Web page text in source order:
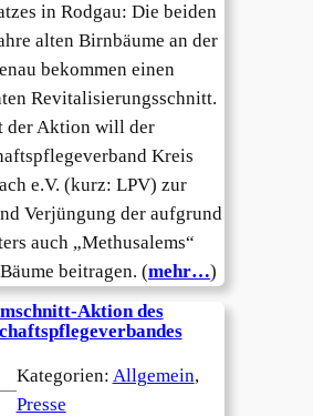
in Rodgau: Die beiden
alten Birnbäume an der
bekommen einen
Revitalisierungsschnitt.
der Aktion will der
Kreis
e.V. (kurz: LPV) zur
Verjüngung der aufgrund
auch „Methusalems“
beitragen. (mehr…)
Aktion des
Kategorien: Allgemein ,
Presse